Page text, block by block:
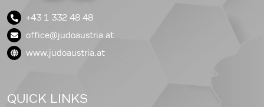
+43 1 332 48 48
office@judoaustria.at
www.judoaustria.at
QUICK LINKS